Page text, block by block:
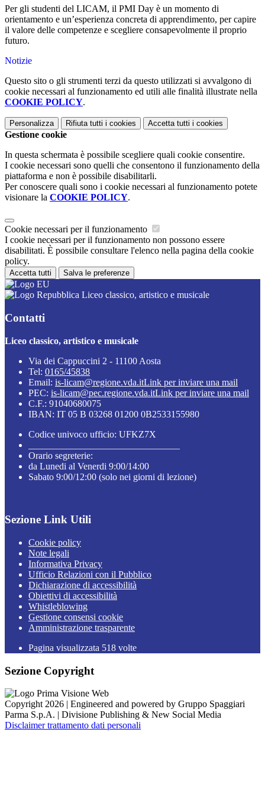
Per gli studenti del LICAM, il PMI Day è un momento di
orientamento e un’esperienza concreta di apprendimento, per capire
il valore delle competenze e scegliere consapevolmente il proprio
futuro.
Notizie
Questo sito o gli strumenti terzi da questo utilizzati si avvalgono di
cookie necessari al funzionamento ed utili alle finalità illustrate nella
COOKIE POLICY.
Personalizza Rifiuta tutti i cookies Accetta tutti i cookies
Gestione cookie
In questa schermata è possibile scegliere quali cookie consentire.
I cookie necessari sono quelli che consentono il funzionamento della
piattaforma e non è possibile disabilitarli.
Per conoscere quali sono i cookie necessari al funzionamento potete
visionare la COOKIE POLICY.
Cookie necessari per il funzionamento
I cookie necessari per il funzionamento non possono essere
disabilitati. È possibile consultare l'elenco nella pagina della cookie
policy.
Accetta tutti Salva le preferenze
Liceo classico, artistico e musicale
Contatti
Liceo classico, artistico e musicale
Via dei Cappuccini 2 - 11100 Aosta
Tel: 0165/45838
Email: is-licam@regione.vda.itLink per inviare una mail
PEC: is-licam@pec.regione.vda.itLink per inviare una mail
C.F.: 91040680075
IBAN: IT 05 B 03268 01200 0B2533155980
Codice univoco ufficio: UFKZ7X
Orario segreterie:
da Lunedi al Venerdi 9:00/14:00
Sabato 9:00/12:00 (solo nei giorni di lezione)
Sezione Link Utili
Cookie policy
Note legali
Informativa Privacy
Ufficio Relazioni con il Pubblico
Dichiarazione di accessibilità
Obiettivi di accessibilità
Whistleblowing
Gestione consensi cookie
Amministrazione trasparente
Pagina visualizzata 518 volte
Sezione Copyright
Copyright 2026 | Engineered and powered by Gruppo Spaggiari
Parma S.p.A. | Divisione Publishing & New Social Media
Disclaimer trattamento dati personali